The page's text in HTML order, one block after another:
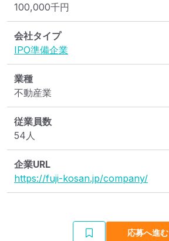
100,000千円
会社タイプ
IPO準備企業
業種
不動産業
従業員数
54人
企業URL
https://fuji-kosan.jp/company/
応募へ進む